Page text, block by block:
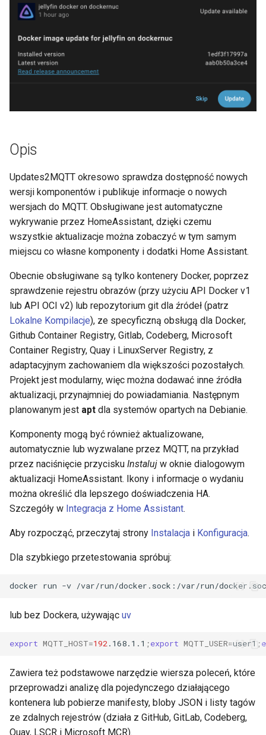
Opis
Updates2MQTT okresowo sprawdza dostępność nowych
wersji komponentów i publikuje informacje o nowych
wersjach do MQTT. Obsługiwane jest automatyczne
wykrywanie przez HomeAssistant, dzięki czemu
wszystkie aktualizacje można zobaczyć w tym samym
miejscu co własne komponenty i dodatki Home Assistant.
Obecnie obsługiwane są tylko kontenery Docker, poprzez
sprawdzenie rejestru obrazów (przy użyciu API Docker v1
lub API OCI v2) lub repozytorium git dla źródeł (patrz
Lokalne Kompilacje), ze specyficzną obsługą dla Docker,
Github Container Registry, Gitlab, Codeberg, Microsoft
Container Registry, Quay i LinuxServer Registry, z
adaptacyjnym zachowaniem dla większości pozostałych.
Projekt jest modularny, więc można dodawać inne źródła
aktualizacji, przynajmniej do powiadamiania. Następnym
planowanym jest apt dla systemów opartych na Debianie.
Komponenty mogą być również aktualizowane,
automatycznie lub wyzwalane przez MQTT, na przykład
przez naciśnięcie przycisku Instaluj w oknie dialogowym
aktualizacji HomeAssistant. Ikony i informacje o wydaniu
można określić dla lepszego doświadczenia HA.
Szczegóły w Integracja z Home Assistant.
Aby rozpocząć, przeczytaj strony Instalacja i Konfiguracja.
Dla szybkiego przetestowania spróbuj:
docker run -v /var/run/docker.sock:/var/run/
lub bez Dockera, używając uv
export MQTT_HOST=192.168.1.1 ;export MQTT_USER=user1 ;
Zawiera też podstawowe narzędzie wiersza poleceń, które
przeprowadzi analizę dla pojedynczego działającego
kontenera lub pobierze manifesty, bloby JSON i listy tagów
ze zdalnych rejestrów (działa z GitHub, GitLab, Codeberg,
Quay, LSCR i Microsoft MCR).